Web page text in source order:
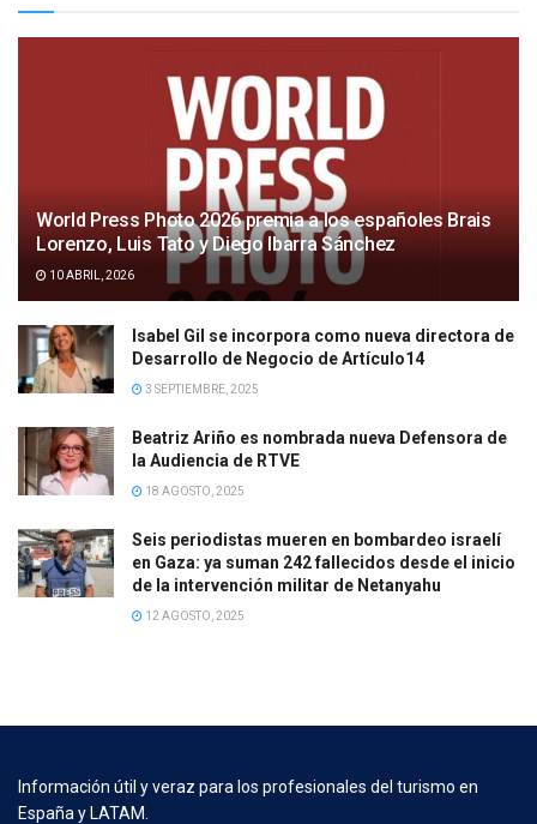
World Press Photo 2026 premia a los españoles Brais
Lorenzo, Luis Tato y Diego Ibarra Sánchez
10 ABRIL, 2026
Isabel Gil se incorpora como nueva directora de
Desarrollo de Negocio de Artículo14
3 SEPTIEMBRE, 2025
Beatriz Ariño es nombrada nueva Defensora de
la Audiencia de RTVE
18 AGOSTO, 2025
Seis periodistas mueren en bombardeo israelí
en Gaza: ya suman 242 fallecidos desde el inicio
de la intervención militar de Netanyahu
12 AGOSTO, 2025
Información útil y veraz para los profesionales del turismo en
España y LATAM.